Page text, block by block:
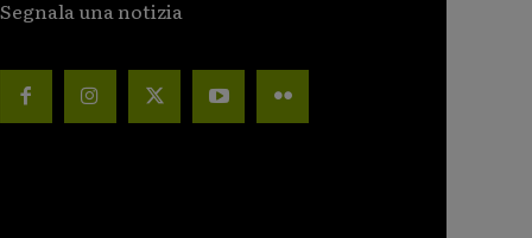
Segnala una notizia